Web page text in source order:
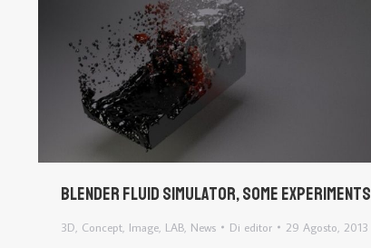
Blender Fluid simulator, some experiments
3D Concept Image LAB News Di editor 29 Agosto, 2013